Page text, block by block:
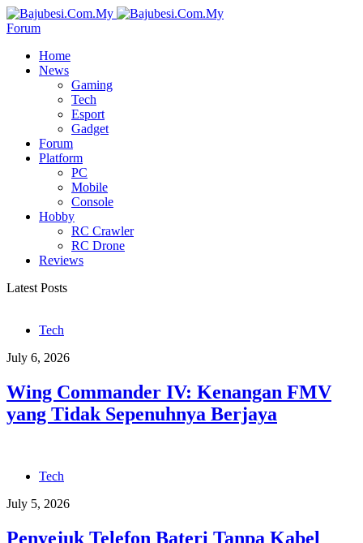
Forum
Home
News
Gaming
Tech
Esport
Gadget
Forum
Platform
PC
Mobile
Console
Hobby
RC Crawler
RC Drone
Reviews
Latest Posts
Tech
July 6, 2026
Wing Commander IV: Kenangan FMV
yang Tidak Sepenuhnya Berjaya
Tech
July 5, 2026
Penyejuk Telefon Bateri Tanpa Kabel